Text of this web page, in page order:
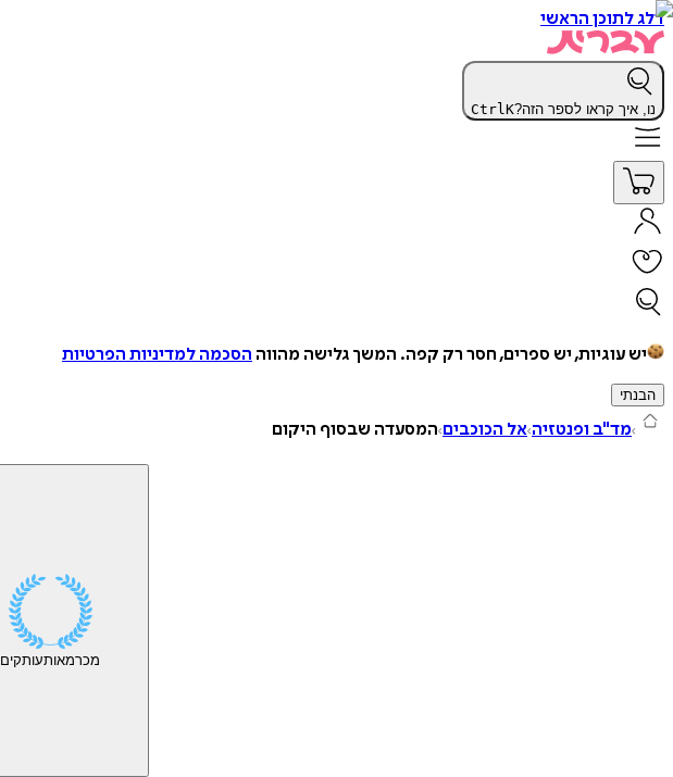
דלג לתוכן הראשי
נו, איך קראו לספר הזה? CtrlK
יש עוגיות, יש ספרים, חסר רק קפה. המשך גלישה מהווה הסכמה למדיניות הפרטיות
הבנתי
מד"ב ופנטזיה אל הכוכבים המסעדה שבסוף היקום
מכרמאותעותקים